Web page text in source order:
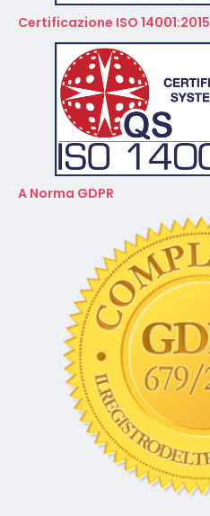
Certificazione ISO 14001:2015
A Norma GDPR